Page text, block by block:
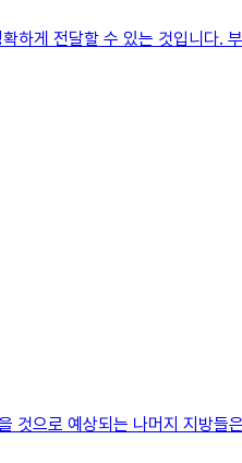
게 전달할 수 있는 것입니다.
으로 예상되는 나머지 지방들